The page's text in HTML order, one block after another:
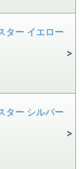
ター イエロー
ター シルバー